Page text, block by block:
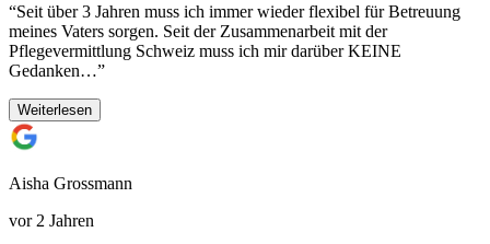
“Seit über 3 Jahren muss ich immer wieder flexibel für Betreuung
meines Vaters sorgen. Seit der Zusammenarbeit mit der
Pflegevermittlung Schweiz muss ich mir darüber KEINE
Gedanken…”
Weiterlesen
Aisha Grossmann
vor 2 Jahren